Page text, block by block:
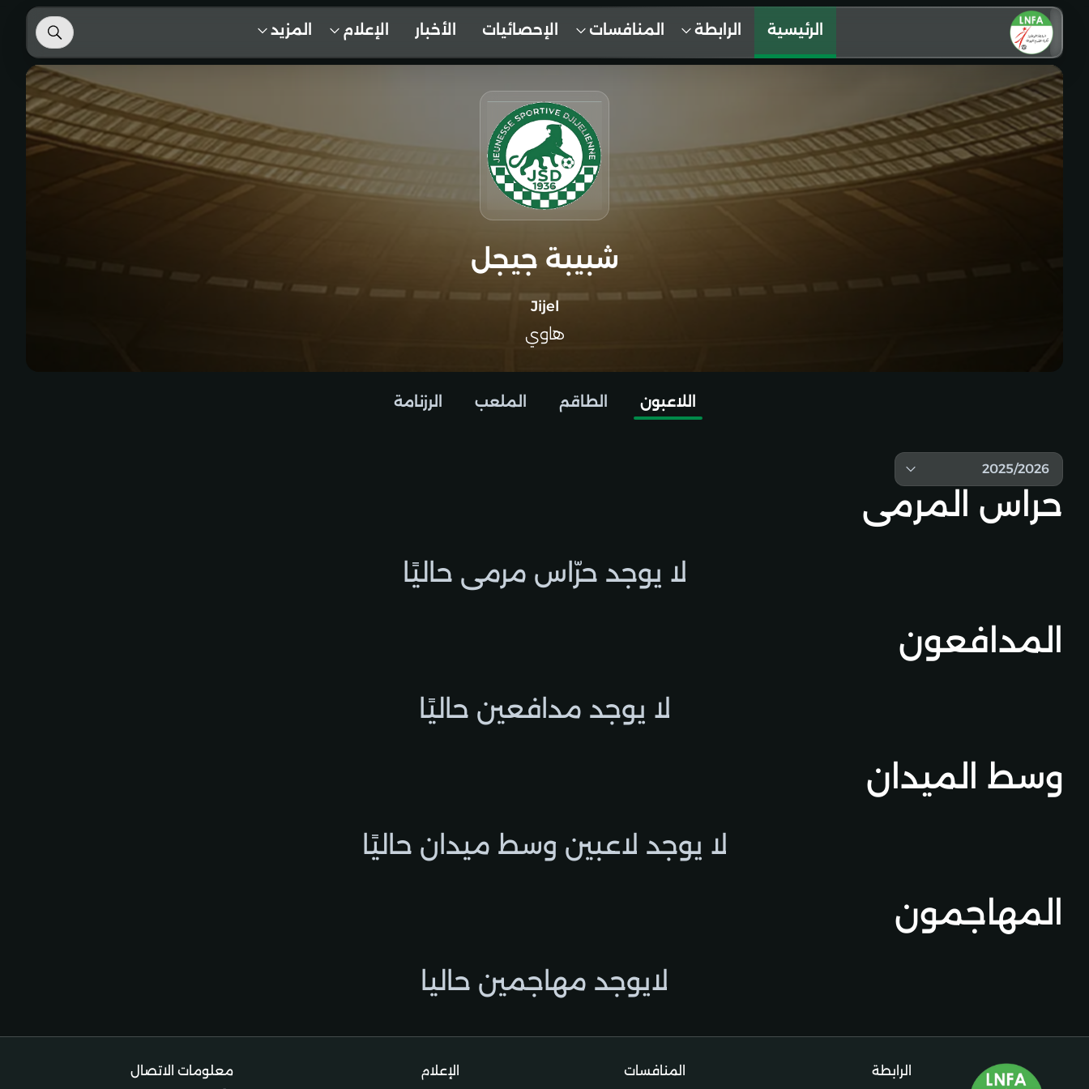
الرئيسية الرابطة المنافسات الإحصائيات الأخبار الإعلام المزيد
شبيبة جيجل
Jijel
هاوي
اللاعبون الطاقم الملعب الرزنامة
2025/2026
حراس المرمى
لا يوجد حرّاس مرمى حاليًا
المدافعون
لا يوجد مدافعين حاليًا
وسط الميدان
لا يوجد لاعبين وسط ميدان حاليًا
المهاجمون
لايوجد مهاجمين حاليا
الرابطة المنافسات الإعلام معلومات الاتصال